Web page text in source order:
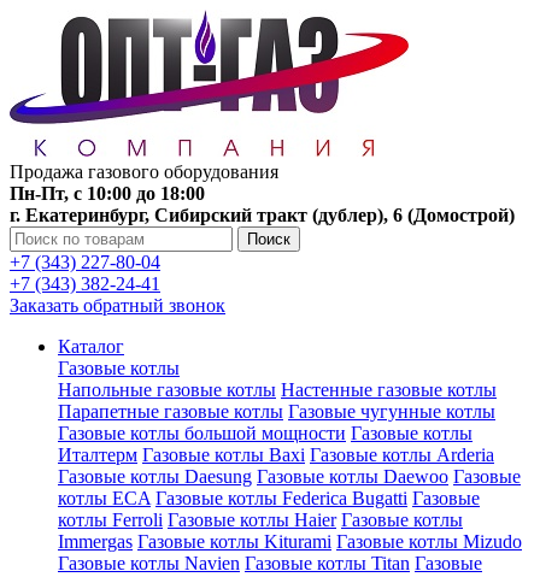
Продажа газового оборудования
Пн-Пт, с 10:00 до 18:00
г. Екатеринбург, Сибирский тракт (дублер), 6 (Домострой)
Поиск
+7 (343) 227-80-04
+7 (343) 382-24-41
Заказать обратный звонок
Каталог
Газовые котлы
Напольные газовые котлы Настенные газовые котлы
Парапетные газовые котлы Газовые чугунные котлы
Газовые котлы большой мощности Газовые котлы
Италтерм Газовые котлы Baxi Газовые котлы Arderia
Газовые котлы Daesung Газовые котлы Daewoo Газовые
котлы ECA Газовые котлы Federica Bugatti Газовые
котлы Ferroli Газовые котлы Haier Газовые котлы
Immergas Газовые котлы Kiturami Газовые котлы Mizudo
Газовые котлы Navien Газовые котлы Titan Газовые